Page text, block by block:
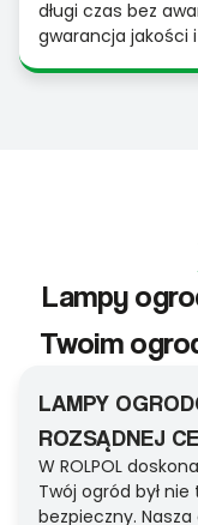
długi czas bez
gwarancja jakości
Lampy
Twoim
LAMPY
ROZSĄDNEJ
W ROLPOL
Twój ogród był
bezpieczny.